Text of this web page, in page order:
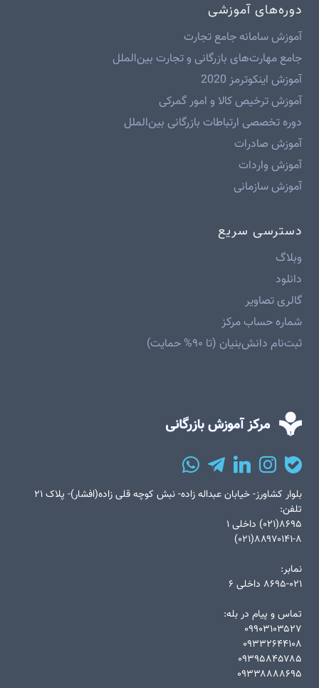
دوره‌های آموزشی
آموزش سامانه جامع تجارت
جامع مهارت‌های بازرگانی و تجارت بین‌الملل
آموزش اینکوترمز 2020
آموزش ترخیص کالا و امور گمرکی
دوره تخصصی ارتباطات بازرگانی بین‌الملل
آموزش صادرات
آموزش واردات
آموزش سازمانی
دسترسی سریع
وبلاگ
دانلود
گالری تصاویر
شماره حساب مرکز
ثبت‌نام دانش‌بنیان (تا ۹۰% حمایت)
بلوار کشاورز- خیابان عبداله زاده- نبش کوچه قلی زاده(افشار)- پلاک ۲۱
تلفن:
۸۶۹۵(۰۲۱) داخلی ۱
۸۸۹۷۰۱۴۱-۸(۰۲۱)
نمابر:
۸۶۹۵-۰۲۱ داخلی ۶
تماس و پیام در بله:
۰۹۹۰۳۱۰۳۵۲۷
۰۹۳۳۲۶۴۴۱۰۸
۰۹۳۹۵۸۴۵۷۸۵
۰۹۳۳۸۸۸۸۶۹۵